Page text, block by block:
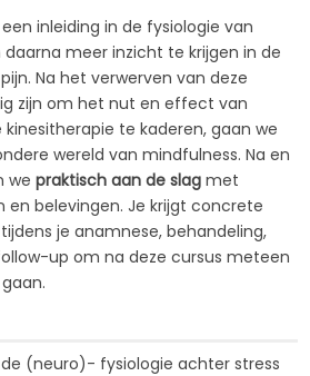
inleiding in de fysiologie van
meer inzicht te krijgen in de
Na het verwerven van deze
zijn om het nut en effect van
te kaderen, gaan we
wereld van mindfulness. Na en
wepraktisch aan de slagmet
en belevingen. Je krijgt concrete
je anamnese, behandeling,
up om na deze cursus meteen
(neuro)- fysiologie achter stress